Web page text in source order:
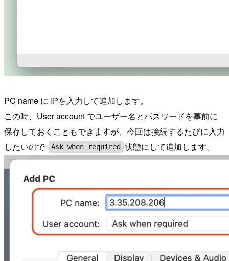
PC name に IPを入力して追加します。
この時、User account でユーザー名とパスワードを事前に
保存しておくこともできますが、今回は接続するたびに入力
したいので
Ask when required 状態にして追加します。